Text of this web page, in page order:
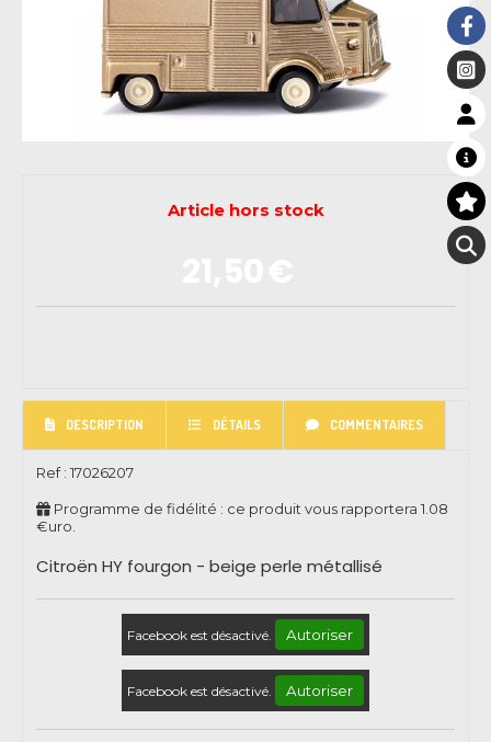
Article hors stock
DESCRIPTION DÉTAILS COMMENTAIRES
Ref : 17026207
Programme de fidélité : ce produit vous rapportera 1.08
€uro.
Citroën HY fourgon - beige perle métallisé
Facebook est désactivé. Autoriser
Facebook est désactivé. Autoriser